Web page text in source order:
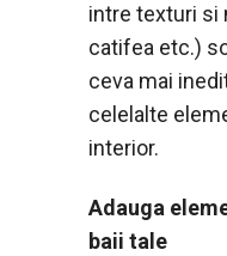
intre texturi si
catifea etc.)
ceva mai
celelalte
interior.
Adauga
baii tale